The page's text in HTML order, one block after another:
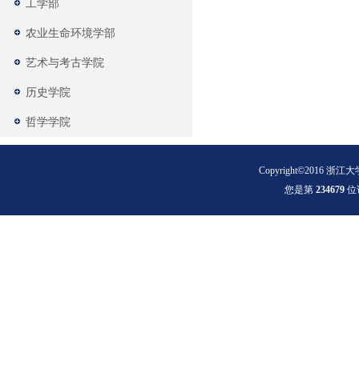
工学部
农业生命环境学部
艺术与考古学院
历史学院
哲学学院
Copyright©2016 浙江大
您是第234679 位